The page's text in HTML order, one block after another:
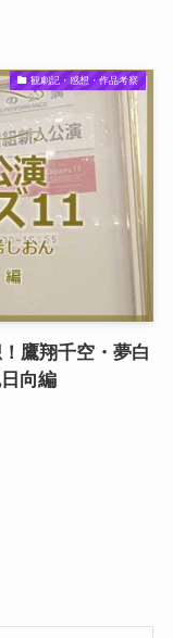
観劇記・感想・作品考察
鷹翔千空・夢白
向編